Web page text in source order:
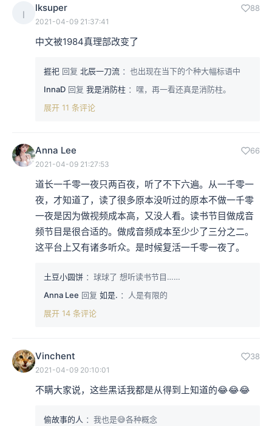
l
lksuper 88
2021-04-09 21:37:41
中文被1984真理部改变了
捱祀 回复 北辰一刀流 ：也出现在当下的个种大幅标语中
InnaD 回复 我是消防柱 ：嘿，再一看还真是消防柱。
展开 11 条评论
Anna Lee 66
2021-04-09 21:27:53
道长一千零一夜只两百夜，听了不下六遍。从一千零一
夜，才知道了，读了很多原本没听过的原本不做一千零
一夜是因为做视频成本高，又没人看。读书节目做成音
频节目是很合适的。做成音频成本至少少了三分之二。
这平台上又有诸多听众。是时候复活一千零一夜了。
土豆小圆饼 ：球球了 想听读书节目……
Anna Lee 回复 如是. ：人是有限的
展开 14 条评论
Vinchent 38
2021-04-09 20:10:01
不瞒大家说，这些黑话我都是从得到上知道的😂😂😂
偷故事的人 ：我也是😅各种概念